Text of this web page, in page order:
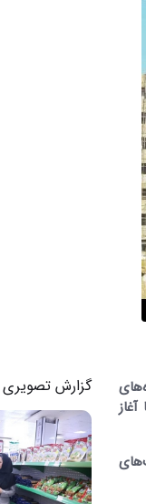
خانه برای خانواده‌های
آغاز
گزارش تصویری